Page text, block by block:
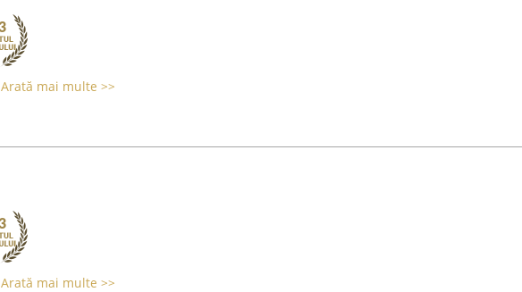
Arată mai multe >>
Arată mai multe >>